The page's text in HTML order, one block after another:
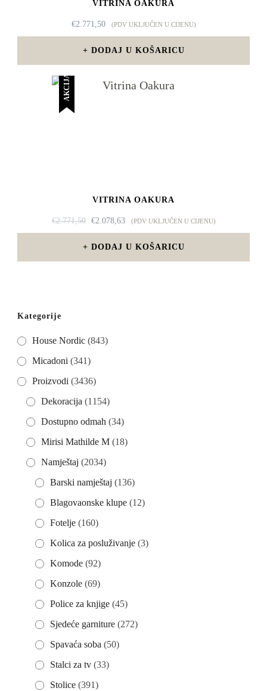
VITRINA OAKURA
€2.771,50 (PDV UKLJUČEN U CIJENU)
DODAJ U KOŠARICU
AKCIJA!
VITRINA OAKURA
€2.771,50
IZVORNA
CIJENA
BILA
€2.078,63TRENUTNA
CIJENA
JE:
(PDV UKLJUČEN U CIJENU)
DODAJ U KOŠARICU
Kategorije
House Nordic (843)
Micadoni (341)
Proizvodi (3436)
Dekoracija (1154)
Dostupno odmah (34)
Mirisi Mathilde M (18)
Namještaj (2034)
Barski namještaj (136)
Blagovaonske klupe (12)
Fotelje (160)
Kolica za posluživanje (3)
Komode (92)
Konzole (69)
Police za knjige (45)
Sjedeće garniture (272)
Spavaća soba (50)
Stalci za tv (33)
Stolice (391)